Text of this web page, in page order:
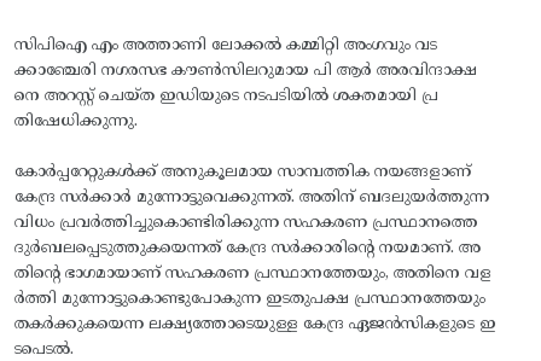
സിപിഐ എം അത്താണി ലോക്കല്‍ കമ്മിറ്റി അംഗവും വട
ക്കാഞ്ചേരി നഗരസഭ കൗണ്‍സിലറുമായ പി ആര്‍ അരവിന്ദാക്ഷ
നെ അറസ്റ്റ്‌ ചെയ്‌ത ഇഡിയുടെ നടപടിയില്‍ ശക്തമായി പ്ര
തിഷേധിക്കുന്നു.
കോര്‍പ്പറേറ്റുകള്‍ക്ക്‌ അനുകൂലമായ സാമ്പത്തിക നയങ്ങളാണ്‌
കേന്ദ്ര സര്‍ക്കാര്‍ മുന്നോട്ടുവെക്കുന്നത്‌. അതിന്‌ ബദലുയര്‍ത്തുന്ന
വിധം പ്രവര്‍ത്തിച്ചുകൊണ്ടിരിക്കുന്ന സഹകരണ പ്രസ്ഥാനത്തെ
ദുര്‍ബലപ്പെടുത്തുകയെന്നത്‌ കേന്ദ്ര സര്‍ക്കാരിന്റെ നയമാണ്‌. അ
തിന്റെ ഭാഗമായാണ്‌ സഹകരണ പ്രസ്ഥാനത്തേയും, അതിനെ വള
ര്‍ത്തി മുന്നോട്ടുകൊണ്ടുപോകുന്ന ഇടതുപക്ഷ പ്രസ്ഥാനത്തേയും
തകര്‍ക്കുകയെന്ന ലക്ഷ്യത്തോടെയുള്ള കേന്ദ്ര ഏജന്‍സികളുടെ ഇ
ടപെടല്‍.